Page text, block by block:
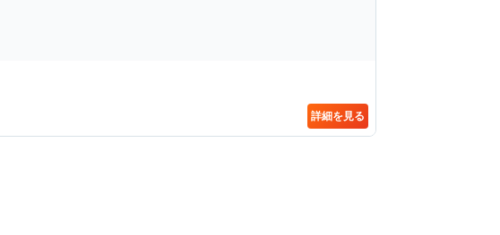
詳細を見る